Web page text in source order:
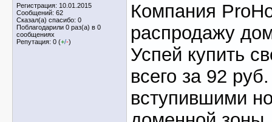
Регистрация: 10.01.2015
Сообщений: 62
Сказал(а) спасибо: 0
Поблагодарили 0 раз(а) в 0
сообщениях
Репутация: 0 (+/-)
Компания
распродажу
Успей купить
всего за 92
вступившими